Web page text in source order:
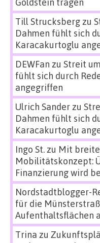
Till Strucksbergzu
Dahmen fühlt sich
Karacakurtoglu
DEWFan zu Streit
fühlt sich durch
angegriffen
Ulrich Sanderzu
Dahmen fühlt sich
Karacakurtoglu
Ingo St.zu Mit
Mobilitätskonzept:
Finanzierung wird
Nordstadtblogger-
für die
Aufenthaltsflächen
Trina zu